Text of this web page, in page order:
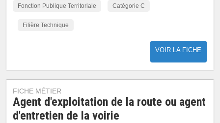
Fonction Publique Territoriale Catégorie C
Filière Technique
VOIR LA FICHE
FICHE MÉTIER
Agent d'exploitation de la route ou agent
d'entretien de la voirie